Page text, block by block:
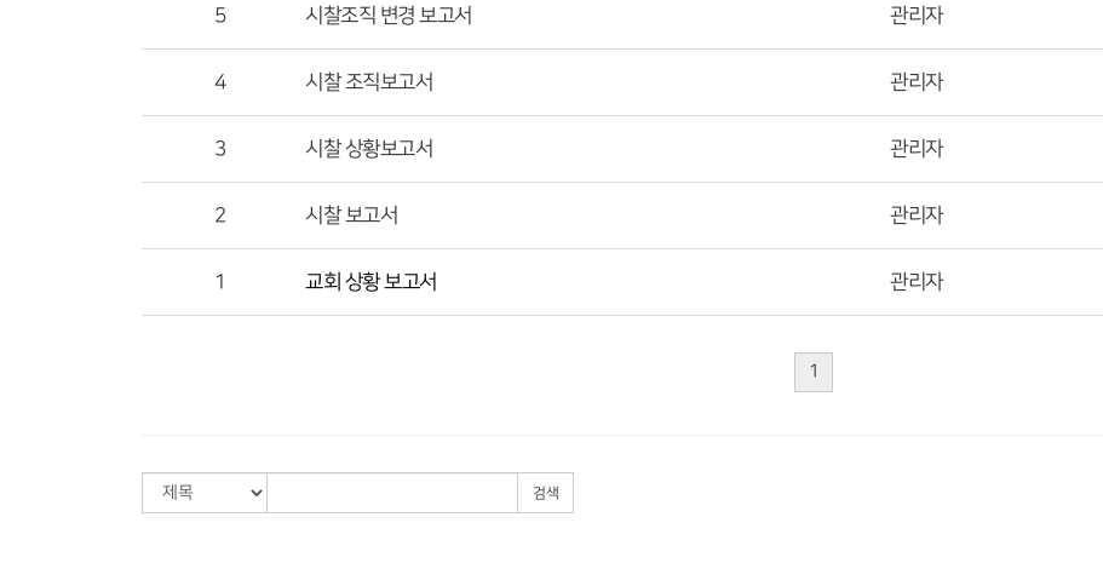
5 시찰조직 변경 보고서 관리자
4 시찰 조직보고서 관리자
3 시찰 상황보고서 관리자
2 시찰 보고서 관리자
1 교회 상황 보고서 관리자
1
검색